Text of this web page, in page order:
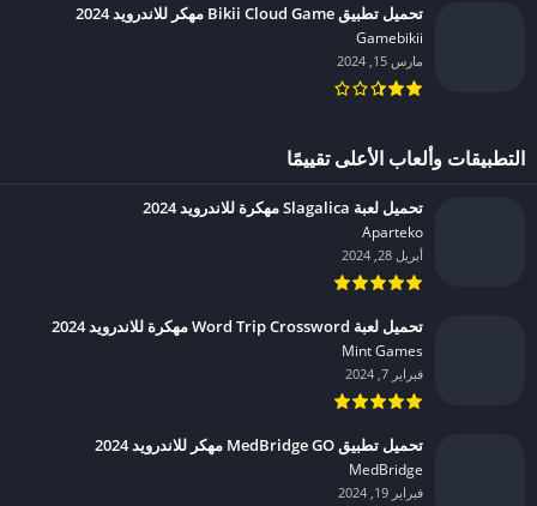
تحميل تطبيق Bikii Cloud Game مهكر للاندرويد 2024
Gamebikii‏
مارس 15, 2024
التطبيقات وألعاب الأعلى تقييمًا
تحميل لعبة Slagalica مهكرة للاندرويد 2024
Aparteko‏
أبريل 28, 2024
تحميل لعبة Word Trip Crossword مهكرة للاندرويد 2024
Mint Games‏
فبراير 7, 2024
تحميل تطبيق MedBridge GO مهكر للاندرويد 2024
MedBridge‏
فبراير 19, 2024